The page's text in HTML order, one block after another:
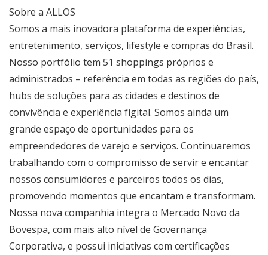
Sobre a ALLOS
Somos a mais inovadora plataforma de experiências,
entretenimento, serviços, lifestyle e compras do Brasil.
Nosso portfólio tem 51 shoppings próprios e
administrados – referência em todas as regiões do país,
hubs de soluções para as cidades e destinos de
convivência e experiência fígital. Somos ainda um
grande espaço de oportunidades para os
empreendedores de varejo e serviços. Continuaremos
trabalhando com o compromisso de servir e encantar
nossos consumidores e parceiros todos os dias,
promovendo momentos que encantam e transformam.
Nossa nova companhia integra o Mercado Novo da
Bovespa, com mais alto nível de Governança
Corporativa, e possui iniciativas com certificações